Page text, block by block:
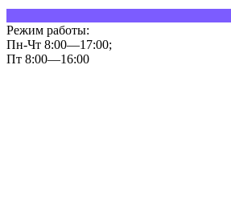
Режим работы:
Пн-Чт 8:00—17:00;
Пт 8:00—16:00